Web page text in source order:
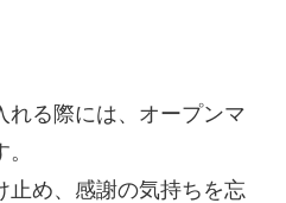
れる際には、オープンマ
止め、感謝の気持ちを忘